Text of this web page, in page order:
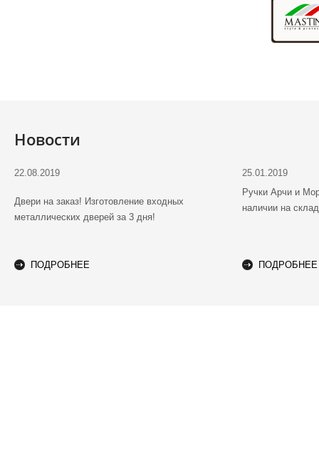
Новости
22.08.2019
Двери на заказ! Изготовление входных
металлических дверей за 3 дня!
ПОДРОБНЕЕ
25.01.2019
Ручки Арчи и
наличии на
ПОДРОБНЕЕ